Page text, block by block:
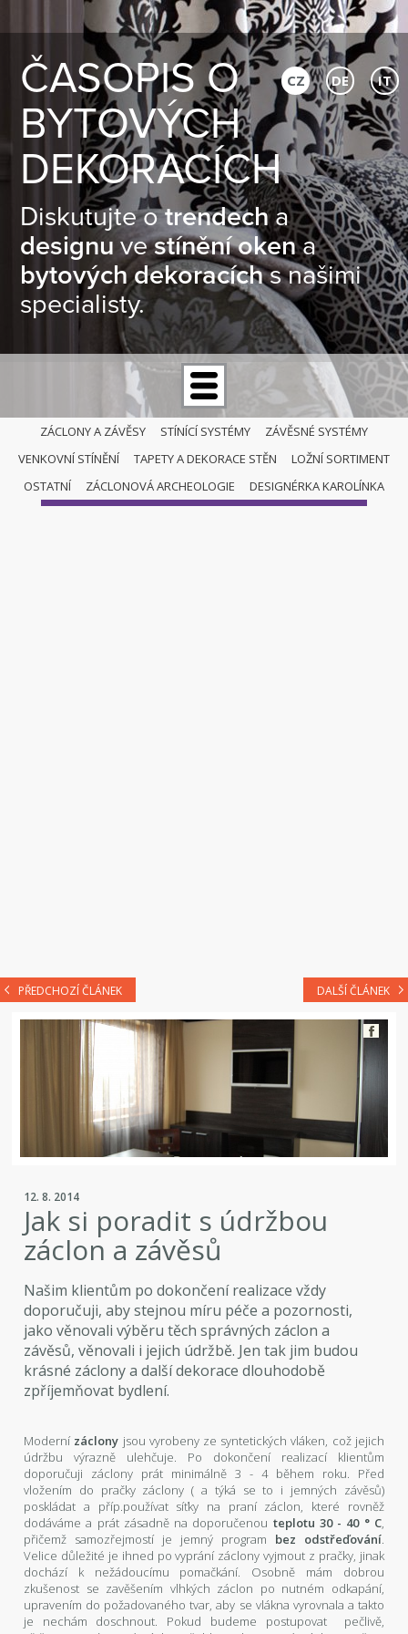
ČASOPIS O
BYTOVÝCH
DEKORACÍCH
Diskutujte otrendecha
designuvestínění okena
bytových dekoracíchs našimi
specialisty.
CZ DE IT
ZÁCLONY A ZÁVĚSY STÍNÍCÍ SYSTÉMY
ZÁVĚSNÉ SYSTÉMY
VENKOVNÍ STÍNĚNÍ
TAPETY A DEKORACE STĚN
LOŽNÍ SORTIMENT
OSTATNÍ
ZÁCLONOVÁ ARCHEOLOGIE DESIGNÉRKA KAROLÍNKA
ZÁCLONY A ZÁVĚSY
PŘEDCHOZÍ ČLÁNEK DALŠÍ ČLÁNEK
12. 8. 2014
Jak si poradit s údržbou
záclon a závěsů
Našim klientům po dokončení realizace vždy
doporučuji, aby stejnou míru péče a pozornosti,
jako věnovali výběru těch správných záclon a
závěsů, věnovali i jejich údržbě. Jen tak jim budou
krásné záclony a další dekorace dlouhodobě
zpříjemňovat bydlení.
Moderní záclony jsou vyrobeny ze syntetických vláken, což jejich
údržbu výrazně ulehčuje. Po dokončení realizací klientům
doporučuji záclony prát minimálně 3 - 4 během roku. Před
vložením do pračky záclony ( a týká se to i jemných závěsů)
poskládat a příp.používat síťky na praní záclon, které rovněž
dodáváme a prát zásadně na doporučenou teplotu 30 - 40 ° C,
přičemž samozřejmostí je jemný program bez odstřeďování.
Velice důležité je ihned po vyprání záclony vyjmout z pračky, jinak
dochází k nežádoucímu pomačkání. Osobně mám dobrou
zkušenost se zavěšením vlhkých záclon po nutném odkapání,
upravením do požadovaného tvar, aby se vlákna vyrovnala a takto
je nechám doschnout. Pokud budeme postupovat pečlivě,